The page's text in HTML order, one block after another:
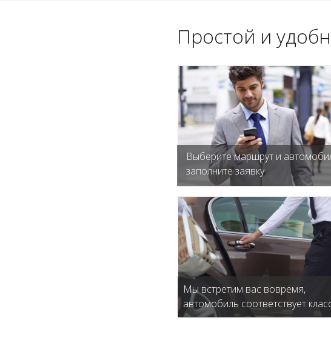
Простой и
Выберите маршрут и
заполните заявку
Мы встретим вас вовремя,
автомобиль соответствует